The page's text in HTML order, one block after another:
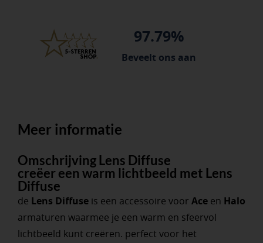
97.79%
Beveelt ons aan
Meer informatie
Omschrijving Lens Diffuse
creëer een warm lichtbeeld met Lens
Diffuse
de Lens Diffuseis een accessoire voor Aceen Halo
armaturen waarmee je een warm en sfeervol
lichtbeeld kunt creëren. perfect voor het